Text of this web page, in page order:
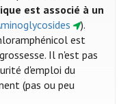
est associé à un
).
est
Il n'est pas
d'emploi du
(pas ou peu